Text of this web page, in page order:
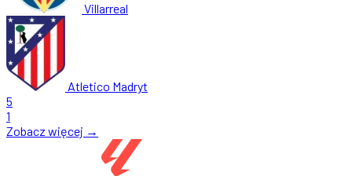
Villarreal
Atletico Madryt
5
1
Zobacz więcej →